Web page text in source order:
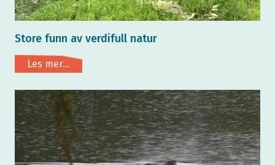
Store funn av verdifull natur
Les mer...